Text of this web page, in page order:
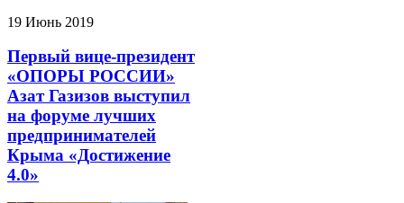
19 Июнь 2019
Первый вице-президент
«ОПОРЫ РОССИИ»
Азат Газизов выступил
на форуме лучших
предпринимателей
Крыма «Достижение
4.0»